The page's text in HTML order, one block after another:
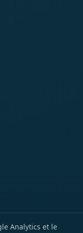
XSnapchat
Analytics et le